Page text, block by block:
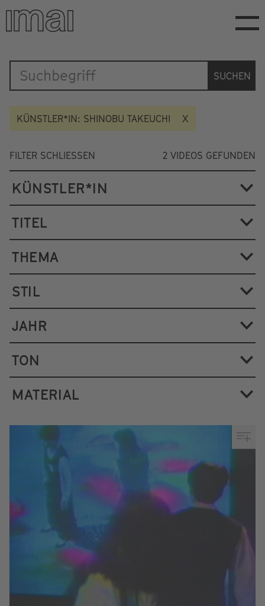
Direkt
zum
Inhalt
Katalog
SUCHEN
KÜNSTLER*IN: SHINOBU TAKEUCHI
FILTER SCHLIESSEN 2 VIDEOS GEFUNDEN
KÜNSTLER*IN
TITEL
THEMA
STIL
JAHR
TON
MATERIAL